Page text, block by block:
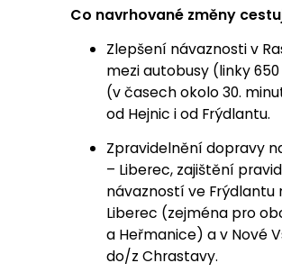
Co navrhované změny
Zlepšení návaznosti v
mezi autobusy (linky
(v časech okolo 30.
od Hejnic i od Frýdlantu.
Zpravidelnění dopravy
– Liberec, zajištění
návazností ve Frýdlantu
Liberec (zejména pro
a Heřmanice) a v Nové
do/z Chrastavy.